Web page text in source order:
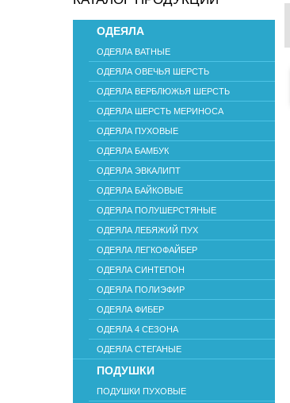
ОДЕЯЛА
ОДЕЯЛА ВАТНЫЕ
ОДЕЯЛА ОВЕЧЬЯ ШЕРСТЬ
ОДЕЯЛА ВЕРБЛЮЖЬЯ ШЕРСТЬ
ОДЕЯЛА ШЕРСТЬ МЕРИНОСА
ОДЕЯЛА ПУХОВЫЕ
ОДЕЯЛА БАМБУК
ОДЕЯЛА ЭВКАЛИПТ
ОДЕЯЛА БАЙКОВЫЕ
ОДЕЯЛА ПОЛУШЕРСТЯНЫЕ
ОДЕЯЛА ЛЕБЯЖИЙ ПУХ
ОДЕЯЛА ЛЕГКОФАЙБЕР
ОДЕЯЛА СИНТЕПОН
ОДЕЯЛА ПОЛИЭФИР
ОДЕЯЛА ФИБЕР
ОДЕЯЛА 4 СЕЗОНА
ОДЕЯЛА СТЕГАНЫЕ
ПОДУШКИ
ПОДУШКИ ПУХОВЫЕ